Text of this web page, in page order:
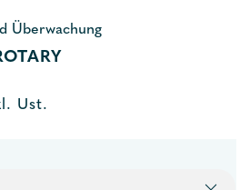
Überwachung
Ust.